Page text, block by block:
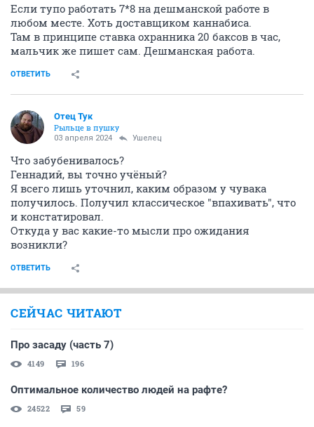
Если тупо работать 7*8 на дешманской работе в
любом месте. Хоть доставщиком каннабиса.
Там в принципе ставка охранника 20 баксов в час,
мальчик же пишет сам. Дешманская работа.
ОТВЕТИТЬ
Отец Тук
Рыльце в пушку
03 апреля 2024 Ушелец
Что забубенивалось?
Геннадий, вы точно учёный?
Я всего лишь уточнил, каким образом у чувака
получилось. Получил классическое "впахивать", что
и констатировал.
Откуда у вас какие-то мысли про ожидания
возникли?
ОТВЕТИТЬ
СЕЙЧАС ЧИТАЮТ
Про засаду (часть 7)
4149 196
Оптимальное количество людей на рафте?
24522 59